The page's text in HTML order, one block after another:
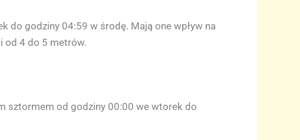
do godziny 04:59 w środę. Mają one wpływ na
od 4 do 5 metrów.
sztormem od godziny 00:00 we wtorek do